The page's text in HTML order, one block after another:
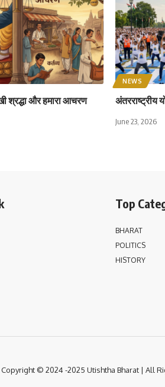
श्रद्धा और हमारा आचरण
NEWS
अंतरराष्ट्रीय
June 23, 2026
Top
BHARAT
POLITICS
HISTORY
Copyright © 2024 -2025 Utishtha Bharat | All